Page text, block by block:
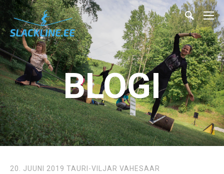
BLOGI
20. JUUNI 2019 TAURI-VILJAR VAHESAAR